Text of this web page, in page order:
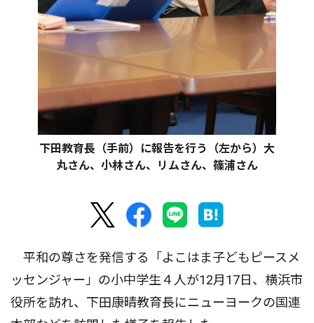
下田教育長（手前）に報告を行う（左から）大
丸さん、小林さん、リムさん、篠浦さん
平和の尊さを発信する「よこはま子どもピースメ
ッセンジャー」の小中学生４人が12月17日、横浜市
役所を訪れ、下田康晴教育長にニューヨークの国連